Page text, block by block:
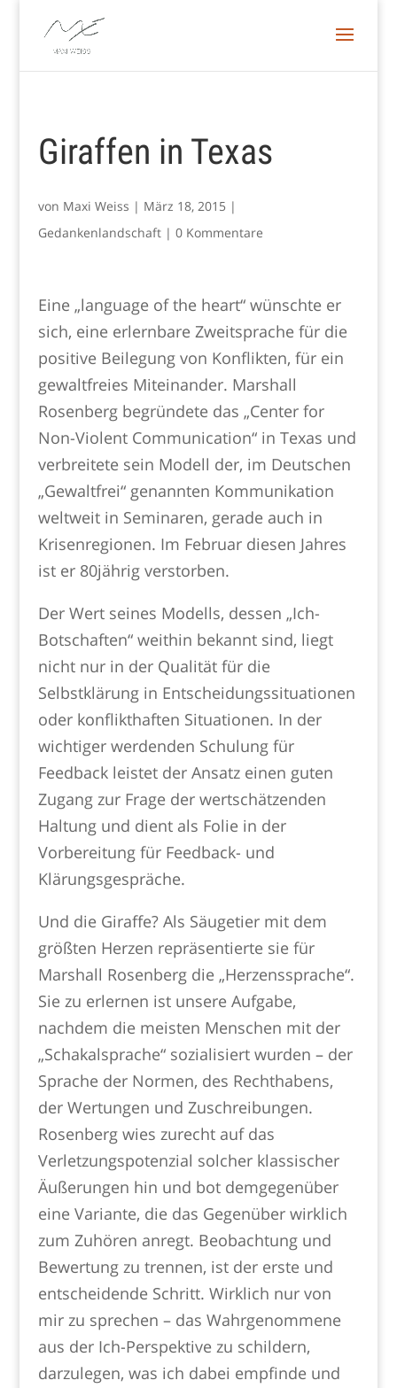
Giraffen in Texas
von Maxi Weiss | März 18, 2015 |
Gedankenlandschaft| 0 Kommentare
Eine „language of the heart“ wünschte er
sich, eine erlernbare Zweitsprache für die
positive Beilegung von Konflikten, für ein
gewaltfreies Miteinander. Marshall
Rosenberg begründete das „Center for
Non-Violent Communication“ in Texas und
verbreitete sein Modell der, im Deutschen
„Gewaltfrei“ genannten Kommunikation
weltweit in Seminaren, gerade auch in
Krisenregionen. Im Februar diesen Jahres
ist er 80jährig verstorben.
Der Wert seines Modells, dessen „Ich-
Botschaften“ weithin bekannt sind, liegt
nicht nur in der Qualität für die
Selbstklärung in Entscheidungssituationen
oder konflikthaften Situationen. In der
wichtiger werdenden Schulung für
Feedback leistet der Ansatz einen guten
Zugang zur Frage der wertschätzenden
Haltung und dient als Folie in der
Vorbereitung für Feedback- und
Klärungsgespräche.
Und die Giraffe? Als Säugetier mit dem
größten Herzen repräsentierte sie für
Marshall Rosenberg die „Herzenssprache“.
Sie zu erlernen ist unsere Aufgabe,
nachdem die meisten Menschen mit der
„Schakalsprache“ sozialisiert wurden – der
Sprache der Normen, des Rechthabens,
der Wertungen und Zuschreibungen.
Rosenberg wies zurecht auf das
Verletzungspotenzial solcher klassischer
Äußerungen hin und bot demgegenüber
eine Variante, die das Gegenüber wirklich
zum Zuhören anregt. Beobachtung und
Bewertung zu trennen, ist der erste und
entscheidende Schritt. Wirklich nur von
mir zu sprechen – das Wahrgenommene
aus der Ich-Perspektive zu schildern,
darzulegen, was ich dabei empfinde und